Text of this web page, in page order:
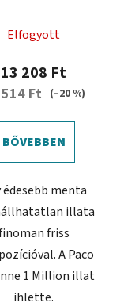
Elfogyott
13 208 Ft
Ft (–20 %)
BŐVEBBEN
édesebb menta
illata
friss
A Paco
1 Million illat
ihlette.